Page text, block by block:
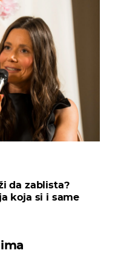
da zablista?
koja si i same